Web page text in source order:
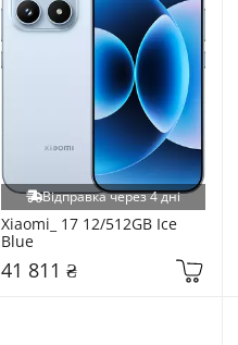
Відправка через 4 дні
Xiaomi_ 17 12/512GB Ice
Blue
41 811 ₴